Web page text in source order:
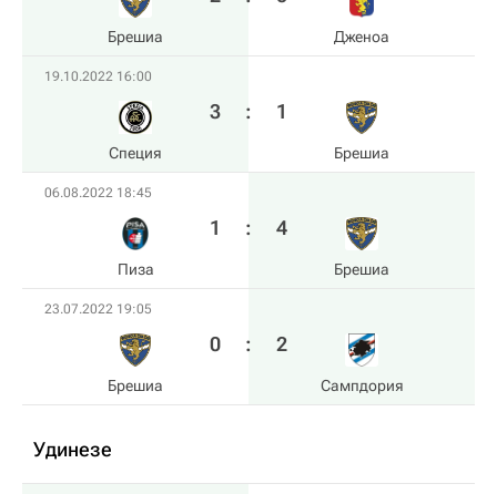
Брешиа Дженоа
19.10.2022 16:00
Специя
3 : 1
Брешиа
06.08.2022 18:45
Пиза
1 : 4
Брешиа
23.07.2022 19:05
Брешиа
0 : 2
Сампдория
Удинезе